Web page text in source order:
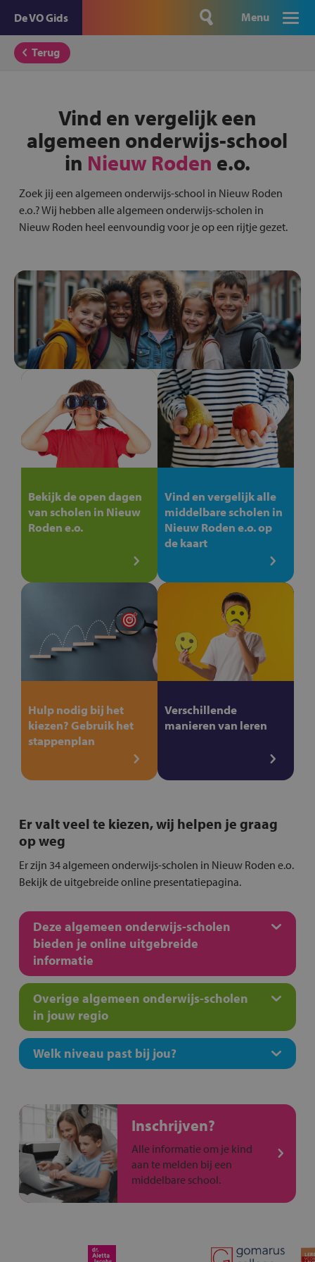
De VO Gids Menu
Terug
Vind en vergelijk een
algemeen onderwijs-school
in Nieuw Roden e.o.
Zoek jij een algemeen onderwijs-school in Nieuw Roden
e.o.? Wij hebben alle algemeen onderwijs-scholen in
Nieuw Roden heel eenvoundig voor je op een rijtje gezet.
Bekijk de open dagen
van scholen in Nieuw
Roden e.o.
Vind en vergelijk alle
middelbare scholen in
Nieuw Roden e.o. op
de kaart
Hulp nodig bij het
kiezen? Gebruik het
stappenplan
Verschillende
manieren van leren
Er valt veel te kiezen, wij helpen je graag
op weg
Er zijn 34 algemeen onderwijs-scholen in Nieuw Roden e.o.
Bekijk de uitgebreide online presentatiepagina.
Deze algemeen onderwijs-scholen
bieden je online uitgebreide
informatie
Overige algemeen onderwijs-scholen
in jouw regio
Welk niveau past bij jou?
Inschrijven?
Alle informatie om je kind
aan te melden bij een
middelbare school.